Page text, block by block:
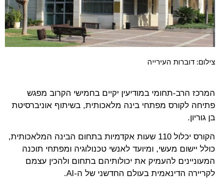
צילום: דוברות העירייה
המרכז הרב-תחומי במודיעין יקיים בחמישי הקרוב מפגש
פתיחה לקורס מפתחי בינה מלאכותית, בשיתוף אוניברסיטת
בן גוריון.
הקורס יכלול 110 שעות אקדמיות בתחום הבינה המלאכותית,
כולל יישום מעשי, ומיועד לאנשי טכנולוגיה ומפתחי תוכנה
המעוניינים להעמיק את יכולותיהם בתחום ולהכין עצמם
לקריירה הדינאמית בעולם החדשני של ה-AI.